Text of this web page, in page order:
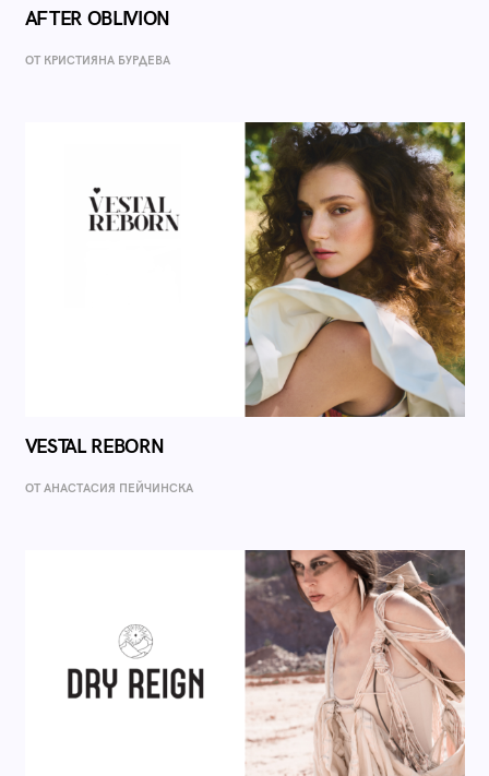
AFTER OBLIVION
ОТ КРИСТИЯНА БУРДЕВА
VESTAL REBORN
ОТ AНАСТАСИЯ ПЕЙЧИНСКА